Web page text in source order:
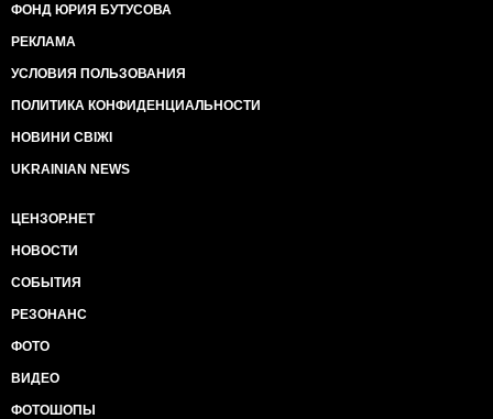
ФОНД ЮРИЯ БУТУСОВА
РЕКЛАМА
УСЛОВИЯ ПОЛЬЗОВАНИЯ
ПОЛИТИКА КОНФИДЕНЦИАЛЬНОСТИ
НОВИНИ СВІЖІ
UKRAINIAN NEWS
ЦЕНЗОР.НЕТ
НОВОСТИ
СОБЫТИЯ
РЕЗОНАНС
ФОТО
ВИДЕО
ФОТОШОПЫ